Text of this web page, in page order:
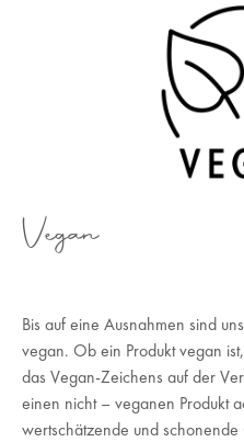
Vegan
Bis auf eine Ausnahmen sind
vegan. Ob ein Produkt vegan
das Vegan-Zeichens auf der
einen nicht – veganen Produkt
wertschätzende und